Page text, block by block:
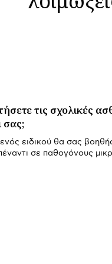
τις σχολικές
σας;
ειδικού θα σας
σε παθογόνους